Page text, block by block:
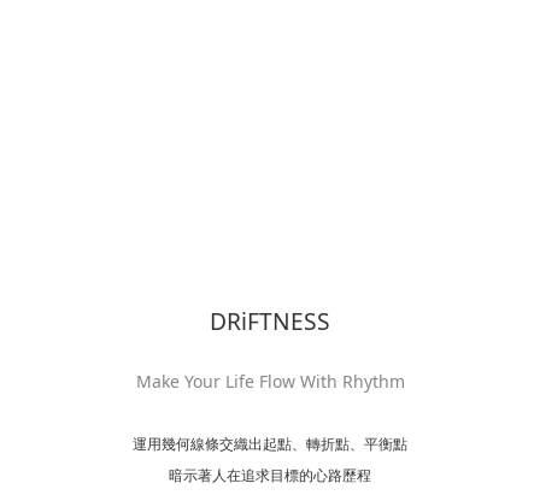
DRiFTNESS
Make Your Life Flow With Rhythm
運用幾何線條交織出起點、轉折點、平衡點
暗示著人在追求目標的心路歷程